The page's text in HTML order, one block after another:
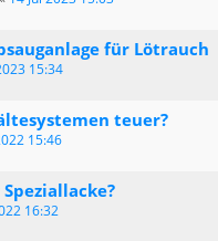
für Lötrauch
15:34
teuer?
15:46
16:32